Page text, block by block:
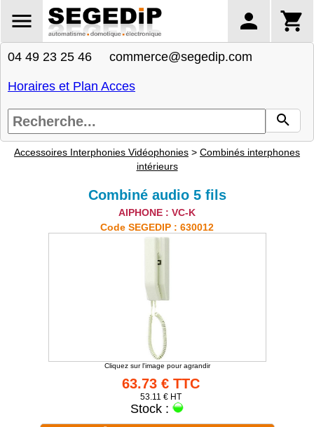
04 49 23 25 46 commerce@segedip.com
Horaires et Plan Acces
Accessoires Interphonies Vidéophonies > Combinés interphones
intérieurs
Combiné audio 5 fils
AIPHONE : VC-K
Code SEGEDIP : 630012
Cliquez sur l'image pour agrandir
63.73 € TTC
53.11 € HT
Stock :